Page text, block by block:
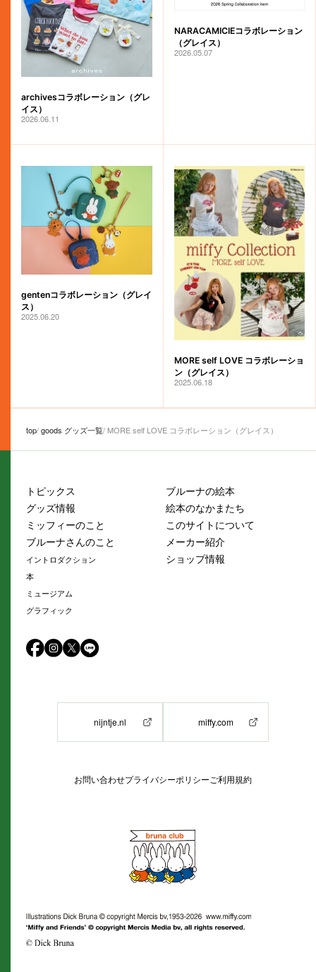
archivesコラボレーション（グレ
イス）
2026.06.11
NARACAMICIEコラボレーション
（グレイス）
2026.05.07
gentenコラボレーション（グレイ
ス）
2025.06.20
MORE self LOVE コラボレーショ
ン（グレイス）
2025.06.18
top goods グッズ一覧 MORE self LOVE コラボレーション（グレイス）
トピックス
グッズ情報
ミッフィーのこと
ブルーナさんのこと
イントロダクション
本
ミュージアム
グラフィック
ブルーナの絵本
絵本のなかまたち
このサイトについて
メーカー紹介
ショップ情報
nijntje.nl miffy.com
お問い合わせプライバシーポリシーご利用規約